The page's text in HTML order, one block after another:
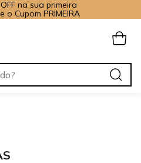
na sua primeira
o Cupom PRIMEIRA